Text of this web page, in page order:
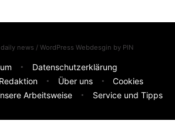
news / WordPress Webdesgin by PIN
Datenschutzerklärung
Über uns
Cookies
Arbeitsweise Service und Tipps